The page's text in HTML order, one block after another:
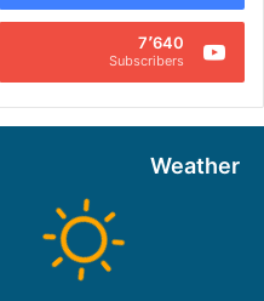
7٬640
Subscribers
Weather